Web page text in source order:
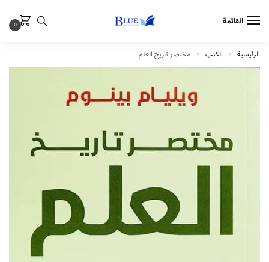
القائمة 0
الرئيسية » الكتب » مختصر تاريخ العلم